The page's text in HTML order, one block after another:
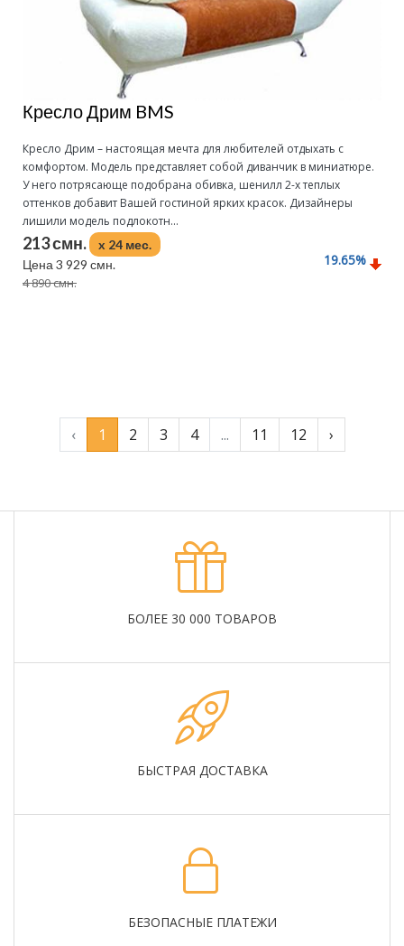
Кресло Дрим BMS
Кресло Дрим – настоящая мечта для любителей отдыхать с
комфортом. Модель представляет собой диванчик в миниатюре.
У него потрясающе подобрана обивка, шенилл 2-х теплых
оттенков добавит Вашей гостиной ярких красок. Дизайнеры
лишили модель подлокотн...
213 смн.
x 24 мес.
Цена 3 929 смн.
4 890 смн.
19.65%
‹ 1 2 3 4 ... 11 12 ›
БОЛЕЕ 30 000 ТОВАРОВ
БЫСТРАЯ ДОСТАВКА
БЕЗОПАСНЫЕ ПЛАТЕЖИ